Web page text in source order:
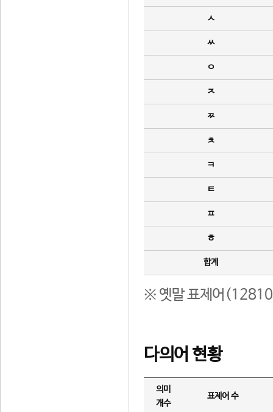
ㅅ
ㅆ
ㅇ
ㅈ
ㅉ
ㅊ
ㅋ
ㅌ
ㅍ
ㅎ
합계
※ 옛말 표제어(12810
다의어 현황
의미
개수
표제어 수